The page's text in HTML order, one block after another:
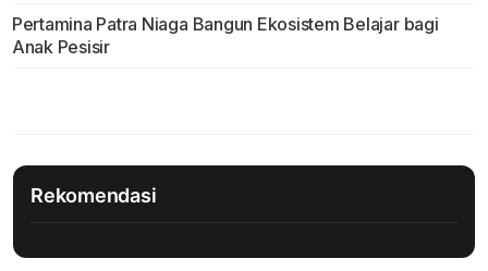
Pertamina Patra Niaga Bangun Ekosistem Belajar bagi
Anak Pesisir
Rekomendasi